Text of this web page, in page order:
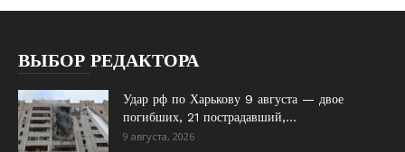
ВЫБОР РЕДАКТОРА
Удар рф по Харькову 9 августа — двое
погибших, 21 пострадавший,...
9 августа, 2026